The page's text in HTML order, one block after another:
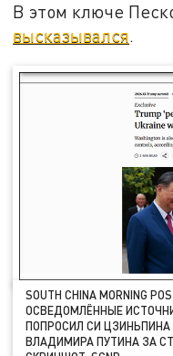
В этом ключе
высказывался.
SOUTH CHINA MORNING
ОСВЕДОМЛЁННЫЕ
ПОПРОСИЛ СИ
ВЛАДИМИРА ПУТИНА ЗА